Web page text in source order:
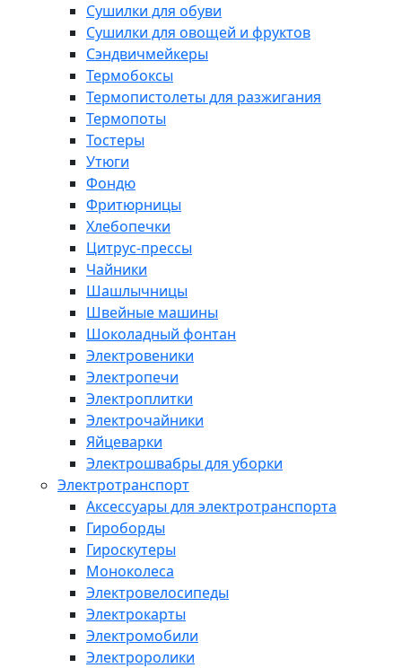
Сушилки для обуви
Сушилки для овощей и фруктов
Сэндвичмейкеры
Термобоксы
Термопистолеты для разжигания
Термопоты
Тостеры
Утюги
Фондю
Фритюрницы
Хлебопечки
Цитрус-прессы
Чайники
Шашлычницы
Швейные машины
Шоколадный фонтан
Электровеники
Электропечи
Электроплитки
Электрочайники
Яйцеварки
Электрошвабры для уборки
Электротранспорт
Аксессуары для электротранспорта
Гироборды
Гироскутеры
Моноколеса
Электровелосипеды
Электрокарты
Электромобили
Электроролики